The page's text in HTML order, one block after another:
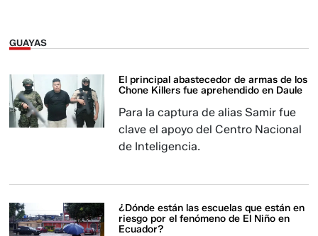
GUAYAS
El principal abastecedor de armas de los
Chone Killers fue aprehendido en Daule
Para la captura de alias Samir fue
clave el apoyo del Centro Nacional
de Inteligencia.
¿Dónde están las escuelas que están en
riesgo por el fenómeno de El Niño en
Ecuador?